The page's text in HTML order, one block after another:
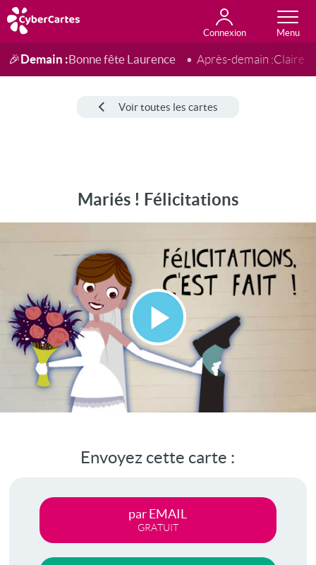
Connexion
Anniversaire
Fête du jour
Amour
Amitié
Merci
Toutes les cartes
🎉Demain :Bonne fête Laurence Après-demain :Claire
Voir toutes les cartes
Mariés ! Félicitations
Lire
vidéo
Envoyez cette carte :
par EMAIL
GRATUIT